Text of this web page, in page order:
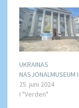
UKRAINAS
NASJONALMUSEUM I
25. juni 2024
I "Verden"